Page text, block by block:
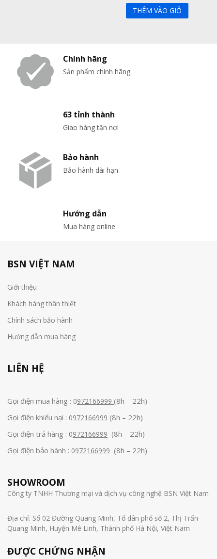
THÊM VÀO GIỎ
Chính hãng
Sản phẩm chính hãng
63 tỉnh thành
Giao hàng tận nơi
Bảo hành
Bảo hành dài hạn
Hướng dẫn
Mua hàng online
BSN VIỆT NAM
Giới thiệu
Khách hàng thân thiết
Chính sách bảo hành
Hướng dẫn mua hàng
LIÊN HỆ
Gọi điện mua hàng : 0972166999 (8h – 22h)
Gọi điện khiếu nại : 0972166999 (8h – 22h)
Gọi điện trả hàng : 0972166999 (8h – 22h)
Gọi điện bảo hành : 0972166999 (8h – 22h)
SHOWROOM
Công ty TNHH Thương mại và dịch vụ công nghệ BSN Việt Nam
Địa chỉ: Số 02 Đường Quang Minh, Tổ dân phố số 2, Thị Trấn
Quang Minh, Huyện Mê Linh, Thành phố Hà Nội, Việt Nam
ĐƯỢC CHỨNG NHẬN